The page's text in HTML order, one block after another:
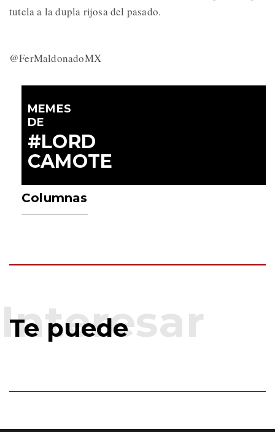
tutela a la dupla rijosa del pasado.
@FerMaldonadoMX
MEMES
DE
#LORD
CAMOTE
Columnas
Te puede